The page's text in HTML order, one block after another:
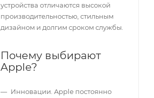
устройства отличаются высокой
производительностью, стильным
дизайном и долгим сроком службы.
Почему выбирают
Apple?
Инновации. Apple постоянно